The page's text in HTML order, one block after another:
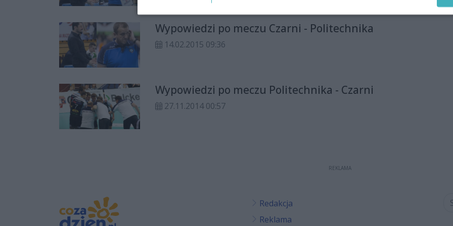
Wypowiedzi po meczu Czarni - Politechnika
14.02.2015 09:36
Wypowiedzi po meczu Politechnika - Czarni
27.11.2014 00:57
REKLAMA
Redakcja
Reklama